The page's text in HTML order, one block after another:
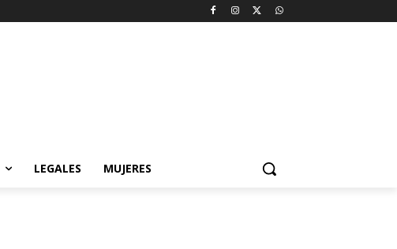
LEGALES MUJERES